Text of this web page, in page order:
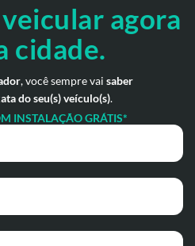
agora
cidade.
, você sempre vai saber
do seu(s) veículo(s).
INSTALAÇÃO GRÁTIS*